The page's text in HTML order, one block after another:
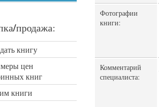
/продажа:
книгу
цен
книг
книги
Фотографии
книги:
Комментарий
специалиста: